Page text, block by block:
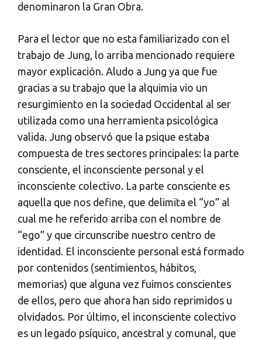
denominaron la Gran Obra.
Para el lector que no esta familiarizado con el
trabajo de Jung, lo arriba mencionado requiere
mayor explicación. Aludo a Jung ya que fue
gracias a su trabajo que la alquimia vio un
resurgimiento en la sociedad Occidental al ser
utilizada como una herramienta psicológica
valida. Jung observó que la psique estaba
compuesta de tres sectores principales: la parte
consciente, el inconsciente personal y el
inconsciente colectivo. La parte consciente es
aquella que nos define, que delimita el “yo” al
cual me he referido arriba con el nombre de
“ego” y que circunscribe nuestro centro de
identidad. El inconsciente personal está formado
por contenidos (sentimientos, hábitos,
memorias) que alguna vez fuimos conscientes
de ellos, pero que ahora han sido reprimidos u
olvidados. Por último, el inconsciente colectivo
es un legado psíquico, ancestral y comunal, que